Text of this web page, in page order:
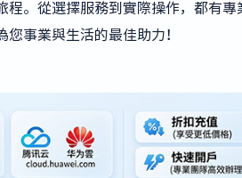
。從選擇服務到實際操作，都有專
事業與生活的最佳助力！